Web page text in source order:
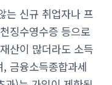
는 신규 취업자나 프
징수영수증 등으로
산이 많더라도 소득
금융소득종합과세